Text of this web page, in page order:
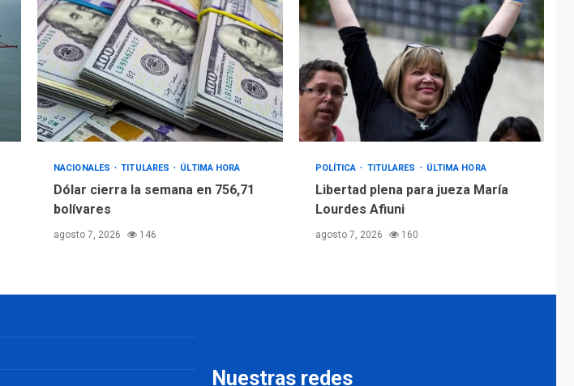
NACIONALES TITULARES ÚLTIMA HORA
Dólar cierra la semana en 756,71
bolívares
agosto 7, 2026 146
POLÍTICA TITULARES ÚLTIMA HORA
Libertad plena para jueza María
Lourdes Afiuni
agosto 7, 2026 160
Nuestras redes